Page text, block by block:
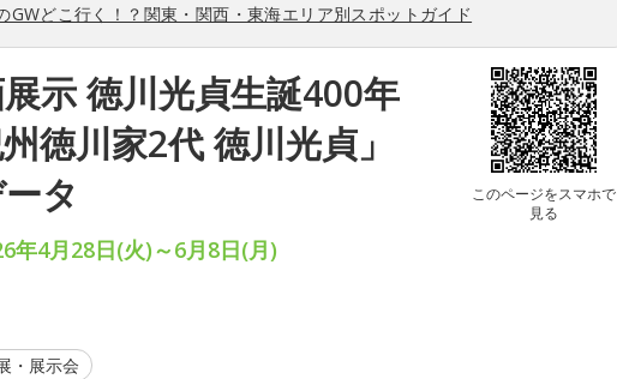
GWどこ行く！？関東・関西・東海エリア別スポットガイド
示 徳川光貞生誕400年
徳川家2代 徳川光貞」
タ
このページをスマホで
見る
年4月28日(火)～6月8日(月)
・展示会